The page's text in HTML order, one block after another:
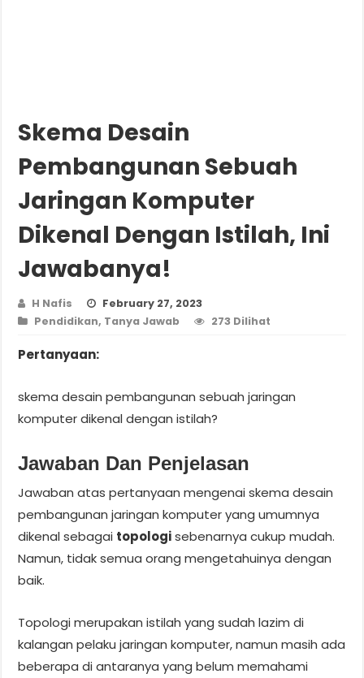
Skema Desain
Pembangunan Sebuah
Jaringan Komputer
Dikenal Dengan Istilah, Ini
Jawabanya!
H Nafis
February 27, 2023
Pendidikan, Tanya Jawab 273 Dilihat
Pertanyaan:
skema desain pembangunan sebuah jaringan
komputer dikenal dengan istilah?
Jawaban Dan Penjelasan
Jawaban atas pertanyaan mengenai skema desain
pembangunan jaringan komputer yang umumnya
dikenal sebagai topologisebenarnya cukup mudah.
Namun, tidak semua orang mengetahuinya dengan
baik.
Topologi merupakan istilah yang sudah lazim di
kalangan pelaku jaringan komputer, namun masih ada
beberapa di antaranya yang belum memahami